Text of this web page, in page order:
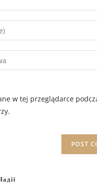
w tej przeglądarce